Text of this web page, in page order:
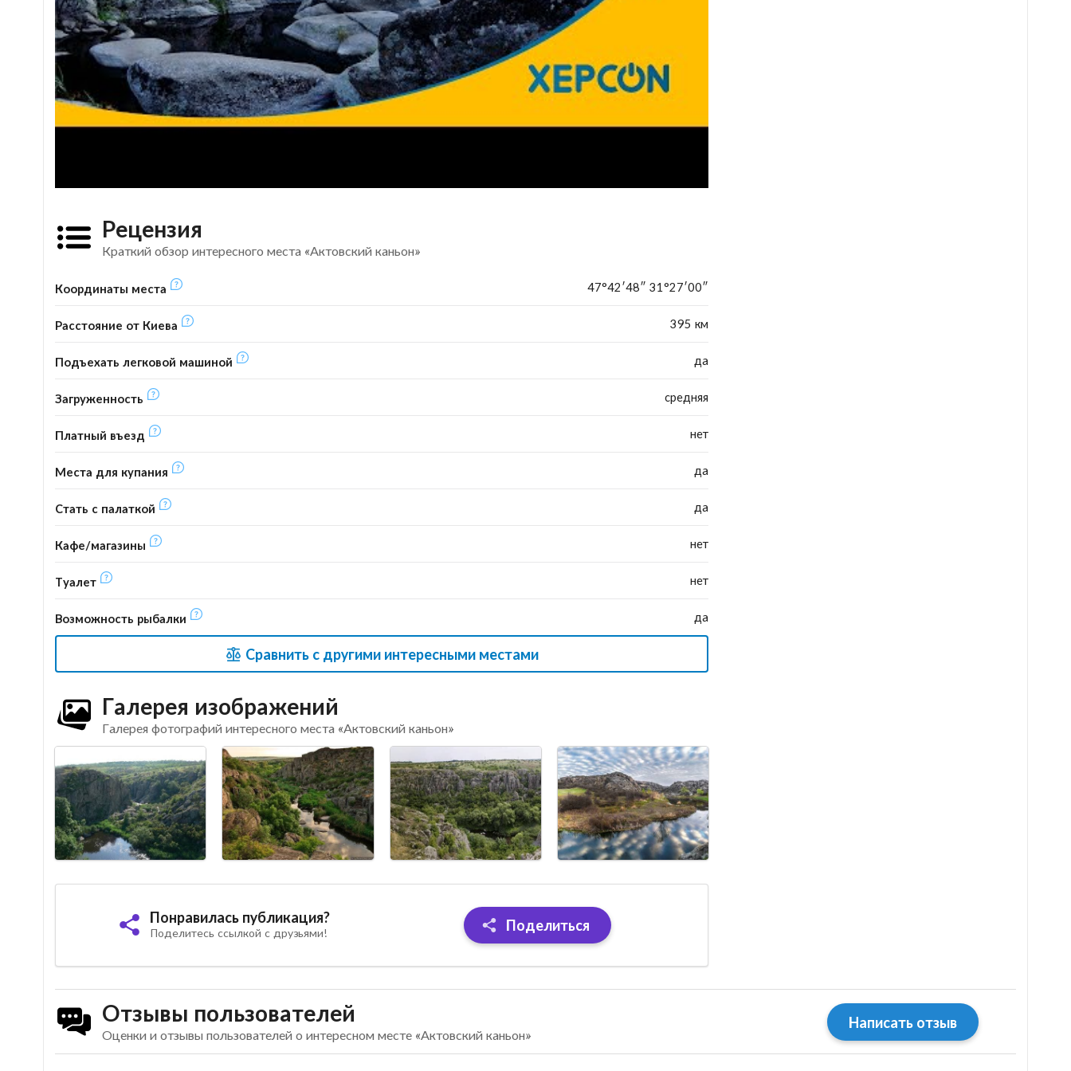
Рецензия
Краткий обзор интересного места «Актовский каньон»
Координаты места 47°42′48″ 31°27′00″
Расстояние от Киева 395 км
Подъехать легковой машиной да
Загруженность средняя
Платный въезд нет
Места для купания да
Стать с палаткой да
Кафе/магазины нет
Туалет нет
Возможность рыбалки да
Сравнить с другими интересными местами
Галерея изображений
Галерея фотографий интересного места «Актовский каньон»
Понравилась публикация?
Поделитесь ссылкой с друзьями! Поделиться
Отзывы пользователей
Оценки и отзывы пользователей о интересном месте «Актовский каньон»
Написать отзыв